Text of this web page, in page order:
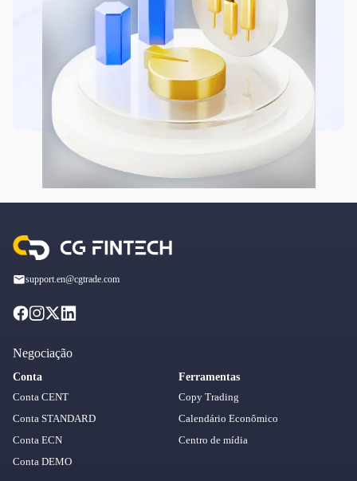
support.en@cgtrade.com
Negociação
Conta
Conta CENT
Conta STANDARD
Conta ECN
Conta DEMO
Ferramentas
Copy Trading
Calendário Econômico
Centro de mídia